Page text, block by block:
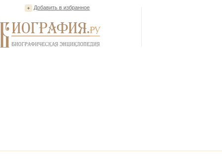
Добавить в избранное